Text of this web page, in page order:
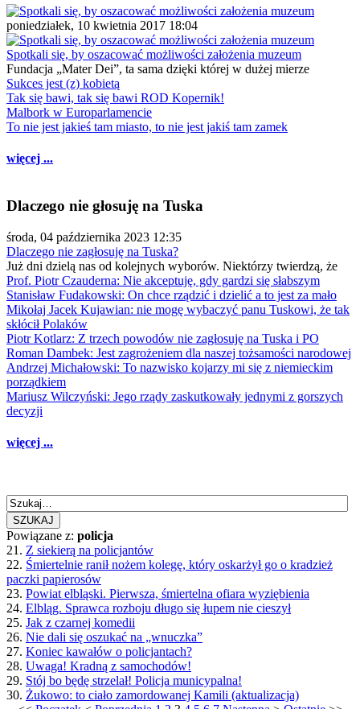
poniedziałek, 10 kwietnia 2017 18:04
Spotkali się, by oszacować możliwości założenia muzeum
Fundacja „Mater Dei”, ta sama dzięki której w dużej mierze
Sukces jest (z) kobietą
Tak się bawi, tak się bawi ROD Kopernik!
Malbork w Europarlamencie
To nie jest jakieś tam miasto, to nie jest jakiś tam zamek
więcej ...
Dlaczego nie głosuję na Tuska
środa, 04 października 2023 12:35
Dlaczego nie zagłosuję na Tuska?
Już dni dzielą nas od kolejnych wyborów. Niektórzy twierdzą, że
Prof. Piotr Czauderna: Nie akceptuję, gdy gardzi się słabszym
Stanisław Fudakowski: On chce rządzić i dzielić a to jest za mało
Mikołaj Jacek Kujawian: nie mogę wybaczyć panu Tuskowi, że tak
skłócił Polaków
Piotr Kotlarz: Z trzech powodów nie zagłosuję na Tuska i PO
Roman Dambek: Jest zagrożeniem dla naszej tożsamości narodowej
Andrzej Michałowski: To nazwisko kojarzy mi się z niemieckim
porządkiem
Mariusz Wilczyński: Jego rządy zaskutkowały jednymi z gorszych
decyzji
więcej ...
SZUKAJ
Powiązane z: policja
21. Z siekierą na policjantów
22. Śmiertelnie ranił nożem kolegę, który oskarżył go o kradzież
paczki papierosów
23. Powiat elbląski. Pierwsza, śmiertelna ofiara wyziębienia
24. Elbląg. Sprawca rozboju długo się łupem nie cieszył
25. Jak z czarnej komedii
26. Nie dali się oszukać na „wnuczka”
27. Koniec kawałów o policjantach?
28. Uwaga! Kradną z samochodów!
29. Stój bo będę strzelał! Policja municypalna!
30. Żukowo: to ciało zamordowanej Kamili (aktualizacja)